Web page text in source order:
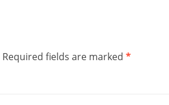
Required fields are marked *